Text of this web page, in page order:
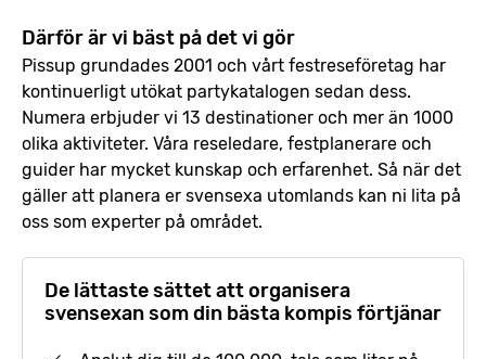
Därför är vi bäst på det vi gör
Pissup grundades 2001 och vårt festreseföretag har
kontinuerligt utökat partykatalogen sedan dess.
Numera erbjuder vi 13 destinationer och mer än 1000
olika aktiviteter. Våra reseledare, festplanerare och
guider har mycket kunskap och erfarenhet. Så när det
gäller att planera er svensexa utomlands kan ni lita på
oss som experter på området.
De lättaste sättet att organisera
svensexan som din bästa kompis förtjänar